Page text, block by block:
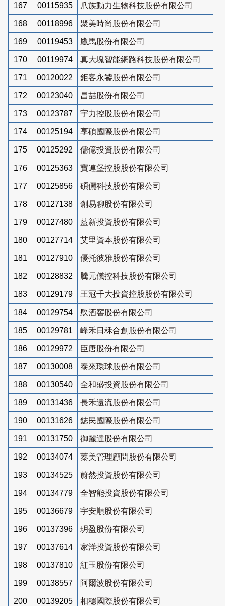
167 00115935 爪族動力生物科技股份有限公司
168 00118996 聚美時尚股份有限公司
169 00119453 鷹馬股份有限公司
170 00119974 真大塊智能網路科技股份有限公司
171 00120022 鉅客永饕股份有限公司
172 00123040 昌喆股份有限公司
173 00123787 宇力控股股份有限公司
174 00125194 享碩國際股份有限公司
175 00125292 儒億投資股份有限公司
176 00125363 寶連堡控股股份有限公司
177 00125856 碩儷科技股份有限公司
178 00127138 創易聊股份有限公司
179 00127480 藍新投資股份有限公司
180 00127714 艾里資本股份有限公司
181 00127910 優托彼雅股份有限公司
182 00128832 騰元儀控科技股份有限公司
183 00129179 王冠千大投資控股股份有限公司
184 00129754 镹酒窖股份有限公司
185 00129781 峰禾日秝合創股份有限公司
186 00129972 臣唐股份有限公司
187 00130008 泰來環球股份有限公司
188 00130540 全和盛投資股份有限公司
189 00131436 長禾遠流股份有限公司
190 00131626 鋕民國際股份有限公司
191 00131750 御麗達股份有限公司
192 00134074 蓁美管理顧問股份有限公司
193 00134525 蔚然投資股份有限公司
194 00134779 全智能投資股份有限公司
195 00136679 宇安順股份有限公司
196 00137396 玥盈股份有限公司
197 00137614 家洋投資股份有限公司
198 00137810 紅玉股份有限公司
199 00138557 阿爾波股份有限公司
200 00139205
相穩國際股份有限公司